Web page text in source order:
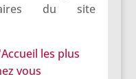
du site
les plus
vous